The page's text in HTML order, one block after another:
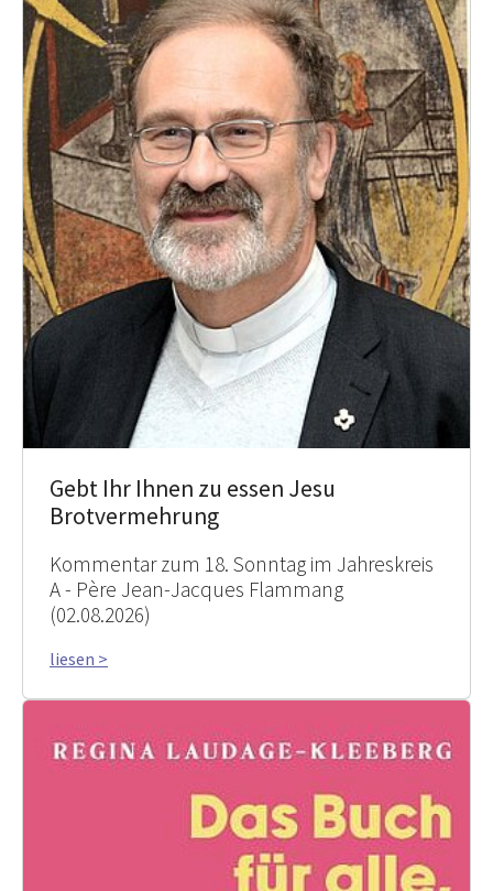
Gebt Ihr Ihnen zu essen Jesu
Brotvermehrung
Kommentar zum 18. Sonntag im Jahreskreis
A - Père Jean-Jacques Flammang
(02.08.2026)
liesen >